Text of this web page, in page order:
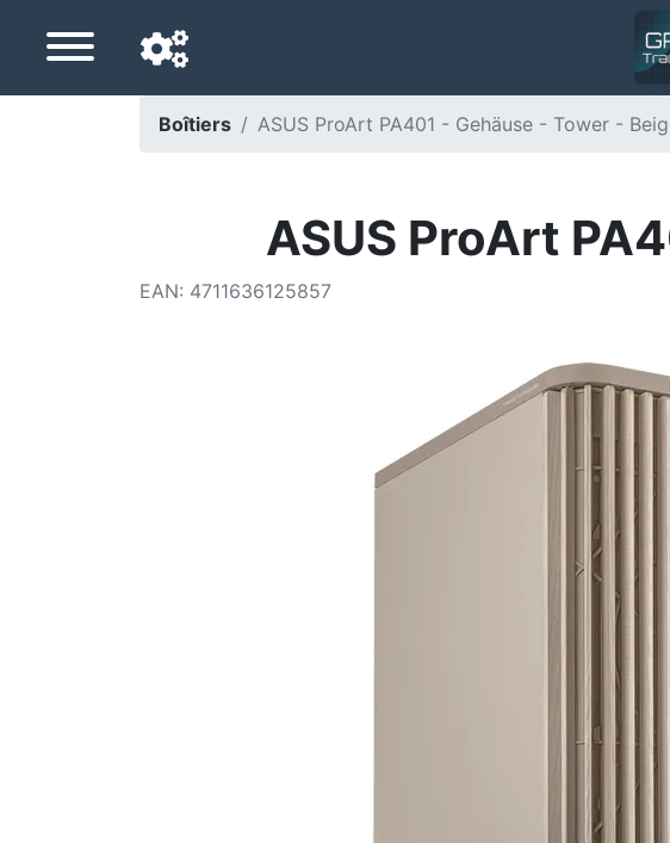
Boîtiers ASUS ProArt PA401 - Gehäuse - Tower -
ASUS ProArt
EAN: 4711636125857